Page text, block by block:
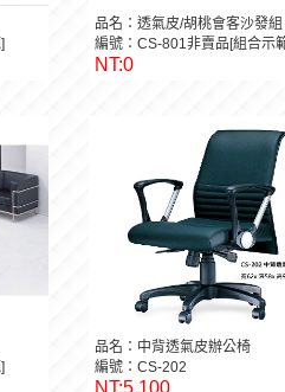
品名：透氣皮/胡桃會客沙發組
編號：CS-801非賣品[組合示
NT:0
品名：中背透氣皮辦公椅
編號：CS-202
NT:5,100